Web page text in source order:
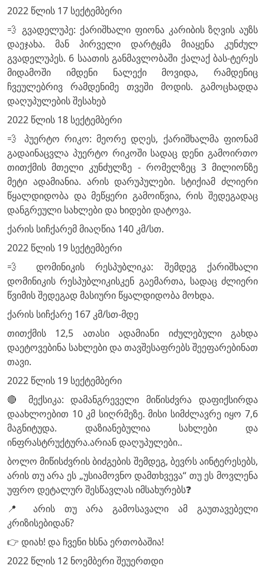
2022 წლის 17 სექტემბერი
💨 გვადელუპე: ქარიშხალი ფიონა კარიბის ზღვის აუზს
დაეჯახა. მან პირველი დარტყმა მიაყენა კუნძულ
გვადელუპეს. 6 საათის განმავლობაში ქალაქ ბას-ტერეს
მიდამოში იმდენი ნალექი მოვიდა, რამდენიც
ჩვეულებრივ რამდენიმე თვეში მოდის. გამოცხადდა
დაღუპულების შესახებ
2022 წლის 18 სექტემბერი
💨 პუერტო რიკო: მეორე დღეს, ქარიშხალმა ფიონამ
გადაინაცვლა პუერტო რიკოში სადაც დენი გამოირთო
თითქმის მთელი კუნძულზე - რომელზეც 3 მილიონზე
მეტი ადამიანია. არის დარუპულები. სტიქიამ ძლიერი
წყალდიდობა და მეწყერი გამოიწვია, რის შედეგადაც
დანგრეული სახლები და ხიდები დატოვა.
ქარის სიჩქარემ მიაღწია 140 კმ/სთ.
2022 წლის 19 სექტემბერი
💨 დომინიკის რესპუბლიკა: შემდეგ ქარიშხალი
დომინიკის რესპუბლიკისკენ გაემართა, სადაც ძლიერი
წვიმის შედეგად მასიური წყალდიდობა მოხდა.
ქარის სიჩქარე 167 კმ/სთ-მდე
თითქმის 12,5 ათასი ადამიანი იძულებული გახდა
დაეტოვებინა სახლები და თავშესაფრებს შეეფარებინათ
თავი.
2022 წლის 19 სექტემბერი
🔴 მექსიკა: დამანგრეველი მიწისძვრა დაფიქსირდა
დაახლოებით 10 კმ სიღრმეზე. მისი სიმძლავრე იყო 7,6
მაგნიტუდა. დაზიანებულია სახლები და
ინფრასტრუქტურა.არიან დაღუპულები..
ბოლო მიწისძვრის ბიძგების შემდეგ, ბევრს აინტერესებს,
არის თუ არა ეს „უსიამოვნო დამთხვევა“ თუ ეს მოვლენა
უფრო დეტალურ შესწავლას იმსახურებს❓
📍 არის თუ არა გამოსავალი ამ გაუთავებელი
კრიზისებიდან?
👉 დიახ! და ჩვენი ხსნა ერთობაშია!
2022 წლის 12 ნოემბერი შეუერთდი